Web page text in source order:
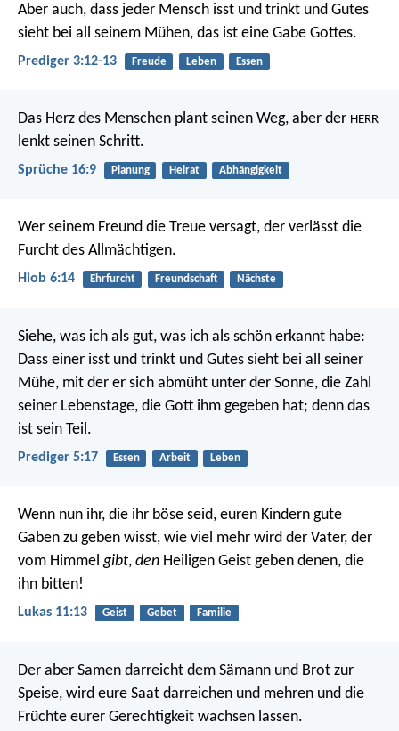
Aber auch, dass jeder Mensch isst und trinkt und Gutes
sieht bei all seinem Mühen, das ist eine Gabe Gottes.
Prediger 3:12-13 Freude Leben Essen
Das Herz des Menschen plant seinen Weg, aber der HERR
lenkt seinen Schritt.
Sprüche 16:9 Planung Heirat Abhängigkeit
Wer seinem Freund die Treue versagt, der verlässt die
Furcht des Allmächtigen.
Hiob 6:14 Ehrfurcht Freundschaft Nächste
Siehe, was ich als gut, was ich als schön erkannt habe:
Dass einer isst und trinkt und Gutes sieht bei all seiner
Mühe, mit der er sich abmüht unter der Sonne, die Zahl
seiner Lebenstage, die Gott ihm gegeben hat; denn das
ist sein Teil.
Prediger 5:17 Essen Arbeit Leben
Wenn nun ihr, die ihr böse seid, euren Kindern gute
Gaben zu geben wisst, wie viel mehr wird der Vater, der
vom Himmelgibt, den Heiligen Geist geben denen, die
ihn bitten!
Lukas 11:13 Geist Gebet Familie
Der aber Samen darreicht dem Sämann und Brot zur
Speise, wird eure Saat darreichen und mehren und die
Früchte eurer Gerechtigkeit wachsen lassen.